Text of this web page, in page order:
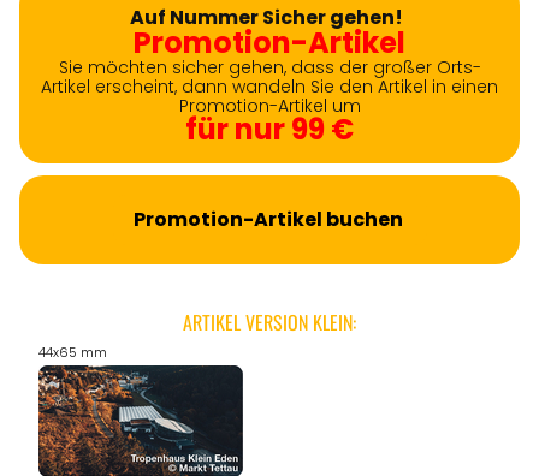
Auf Nummer Sicher gehen!
Promotion-Artikel
Sie möchten sicher gehen, dass der großer Orts-
Artikel erscheint, dann wandeln Sie den Artikel in einen
Promotion-Artikel um
für nur 99 €
Promotion-Artikel buchen
ARTIKEL VERSION KLEIN:
44x65 mm